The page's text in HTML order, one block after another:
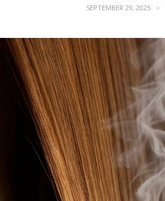
SEPTEMBER 29, 2025